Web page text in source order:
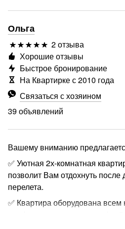
Ольга
2 отзыва
Связаться с хозяином
39 объявлений
Хорошие отзывы
Быстрое бронирование
На Квартирке с 2010 года
Вашему вниманию
✅ Уютная 2х-комнатная
позволит Вам отдохнуть после
перелета.
✅ Квартира оборудована